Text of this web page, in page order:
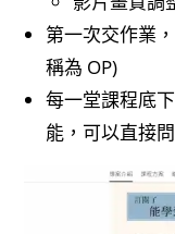
第一次交作業
稱為 OP)
每一堂課程底
能，可以直接